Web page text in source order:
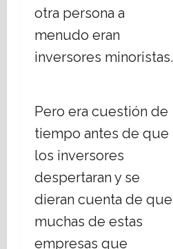
otra persona a
menudo eran
inversores minoristas.
Pero era cuestión de
tiempo antes de que
los inversores
despertaran y se
dieran cuenta de que
muchas de estas
empresas que